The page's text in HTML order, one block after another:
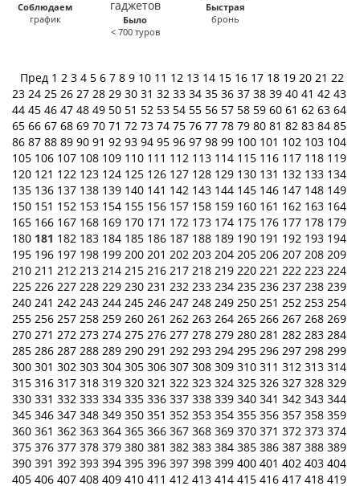
Соблюдаем
график
Было
< 700 туров
Быстрая
бронь
Пред 1 2 3 4 5 6 7 8 9 10 11 12 13 14 15 16 17 18 19 20 21 22
23 24 25 26 27 28 29 30 31 32 33 34 35 36 37 38 39 40 41 42 43
44 45 46 47 48 49 50 51 52 53 54 55 56 57 58 59 60 61 62 63 64
65 66 67 68 69 70 71 72 73 74 75 76 77 78 79 80 81 82 83 84 85
86 87 88 89 90 91 92 93 94 95 96 97 98 99 100 101 102 103 104
105 106 107 108 109 110 111 112 113 114 115 116 117 118 119
120 121 122 123 124 125 126 127 128 129 130 131 132 133 134
135 136 137 138 139 140 141 142 143 144 145 146 147 148 149
150 151 152 153 154 155 156 157 158 159 160 161 162 163 164
165 166 167 168 169 170 171 172 173 174 175 176 177 178 179
180 181 182 183 184 185 186 187 188 189 190 191 192 193 194
195 196 197 198 199 200 201 202 203 204 205 206 207 208 209
210 211 212 213 214 215 216 217 218 219 220 221 222 223 224
225 226 227 228 229 230 231 232 233 234 235 236 237 238 239
240 241 242 243 244 245 246 247 248 249 250 251 252 253 254
255 256 257 258 259 260 261 262 263 264 265 266 267 268 269
270 271 272 273 274 275 276 277 278 279 280 281 282 283 284
285 286 287 288 289 290 291 292 293 294 295 296 297 298 299
300 301 302 303 304 305 306 307 308 309 310 311 312 313 314
315 316 317 318 319 320 321 322 323 324 325 326 327 328 329
330 331 332 333 334 335 336 337 338 339 340 341 342 343 344
345 346 347 348 349 350 351 352 353 354 355 356 357 358 359
360 361 362 363 364 365 366 367 368 369 370 371 372 373 374
375 376 377 378 379 380 381 382 383 384 385 386 387 388 389
390 391 392 393 394 395 396 397 398 399 400 401 402 403 404
405 406 407 408 409 410 411 412 413 414 415 416 417 418 419